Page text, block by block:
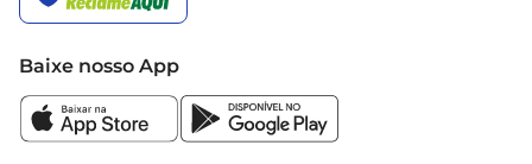
Baixe nosso App